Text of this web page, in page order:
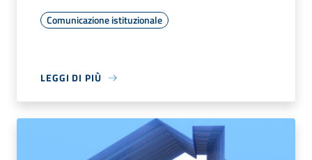
Comunicazione istituzionale
LEGGI DI PIÙ